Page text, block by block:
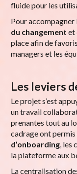
fluide pour les
Pour accompagner
du changement et
place afin de
managers et les
Les leviers
Le projet s’est
un travail
prenantes tout au
cadrage ont
d’onboarding, les
la plateforme aux
La centralisation